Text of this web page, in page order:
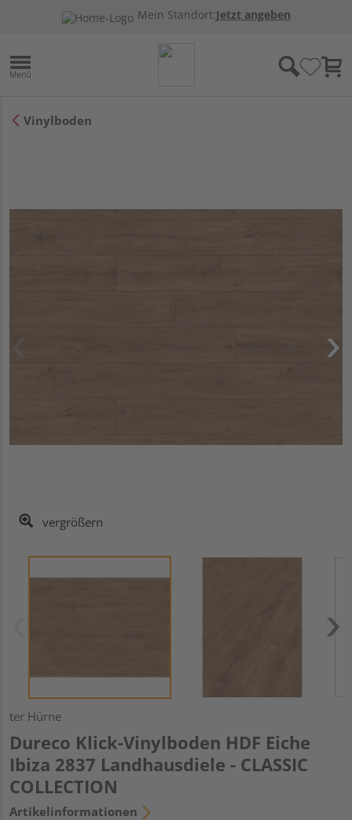
Mein Standort:Jetzt angeben
Vinylboden
vergrößern
ter Hürne
Dureco Klick-Vinylboden HDF Eiche
Ibiza 2837 Landhausdiele - CLASSIC
COLLECTION
Artikelinformationen